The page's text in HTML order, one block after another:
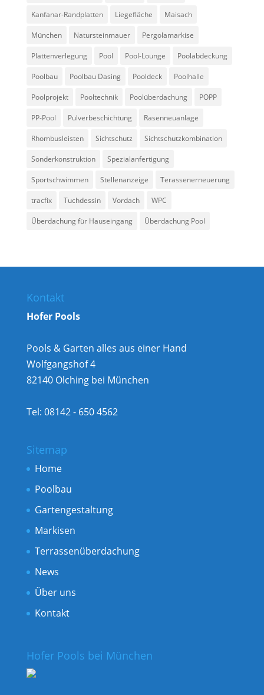
Kanfanar-Randplatten Liegefläche Maisach
München Natursteinmauer Pergolamarkise
Plattenverlegung Pool Pool-Lounge Poolabdeckung
Poolbau Poolbau Dasing Pooldeck Poolhalle
Poolprojekt Pooltechnik Poolüberdachung POPP
PP-Pool Pulverbeschichtung Rasenneuanlage
Rhombusleisten Sichtschutz Sichtschutzkombination
Sonderkonstruktion Spezialanfertigung
Sportschwimmen Stellenanzeige Terassenerneuerung
tracfix Tuchdessin Vordach WPC
Überdachung für Hauseingang Überdachung Pool
Kontakt
Hofer Pools
Pools & Garten alles aus einer Hand
Wolfgangshof 4
82140 Olching bei München
Tel: 08142 - 650 4562
Sitemap
Home
Poolbau
Gartengestaltung
Markisen
Terrassenüberdachung
News
Über uns
Kontakt
Hofer Pools bei München